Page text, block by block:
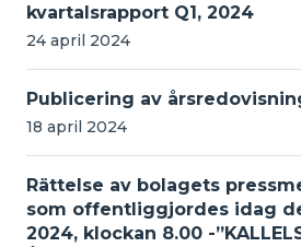
kvartalsrapport Q1, 2024
24 april 2024
Publicering av
18 april 2024
Rättelse av bolagets
som offentliggjordes idag
2024, klockan 8.00 -